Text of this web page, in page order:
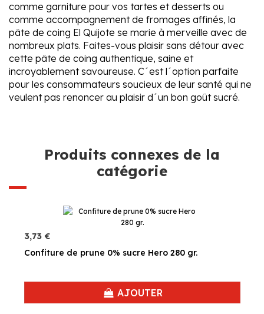
comme garniture pour vos tartes et desserts ou
comme accompagnement de fromages affinés, la
pâte de coing El Quijote se marie à merveille avec de
nombreux plats. Faites-vous plaisir sans détour avec
cette pâte de coing authentique, saine et
incroyablement savoureuse. C´est l´option parfaite
pour les consommateurs soucieux de leur santé qui ne
veulent pas renoncer au plaisir d´un bon goût sucré.
Produits connexes de la
catégorie
3,73 €
Confiture de prune 0% sucre Hero 280 gr.
AJOUTER